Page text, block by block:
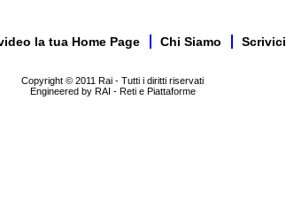
la tua Home Page Chi Siamo Scrivici
Copyright © 2011 Rai - Tutti i diritti riservati
Engineered by RAI - Reti e Piattaforme